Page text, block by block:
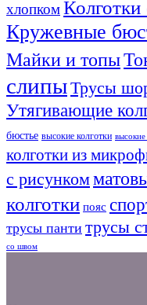
хлопком
Кружевные
Майки и топы
слипыТрусы
Утягивающие
бюстье высокие колготки
колготки из
с рисунком
колготки пояс
трусы панти трусы
со швом